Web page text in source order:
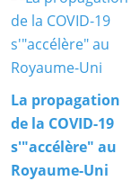
La propagation
de la COVID-19
s'"accélère" au
Royaume-Uni